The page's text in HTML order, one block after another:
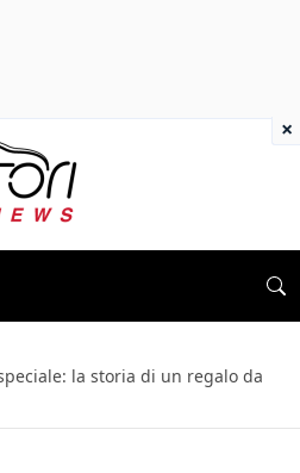
la storia di un regalo da
×